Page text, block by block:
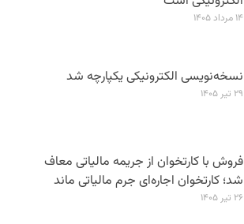
۱۴ مرداد ۱۴۰۵
نسخه‌نویسی الکترونیکی یکپارچه شد
۲۹ تیر ۱۴۰۵
فروش با کارتخوان از جریمه مالیاتی معاف
شد؛ کارتخوان اجاره‌ای جرم مالیاتی ماند
۲۶ تیر ۱۴۰۵